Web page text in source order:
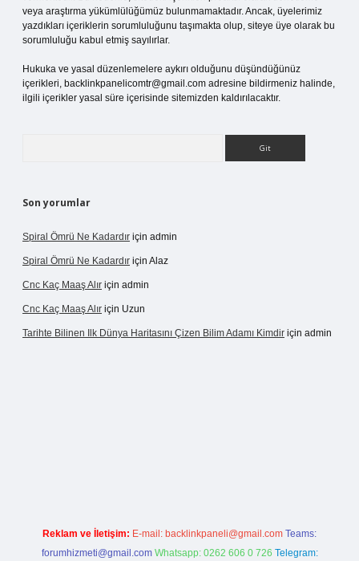
veya araştırma yükümlülüğümüz bulunmamaktadır. Ancak, üyelerimiz
yazdıkları içeriklerin sorumluluğunu taşımakta olup, siteye üye olarak bu
sorumluluğu kabul etmiş sayılırlar.
Hukuka ve yasal düzenlemelere aykırı olduğunu düşündüğünüz
içerikleri, backlinkpanelicomtr@gmail.com adresine bildirmeniz halinde,
ilgili içerikler yasal süre içerisinde sitemizden kaldırılacaktır.
Son yorumlar
Spiral Ömrü Ne Kadardır için admin
Spiral Ömrü Ne Kadardır için Alaz
Cnc Kaç Maaş Alır için admin
Cnc Kaç Maaş Alır için Uzun
Tarihte Bilinen Ilk Dünya Haritasını Çizen Bilim Adamı Kimdir için admin
Reklam ve İletişim: E-mail: backlinkpaneli@gmail.com Teams:
forumhizmeti@gmail.com Whatsapp: 0262 606 0 726 Telegram: